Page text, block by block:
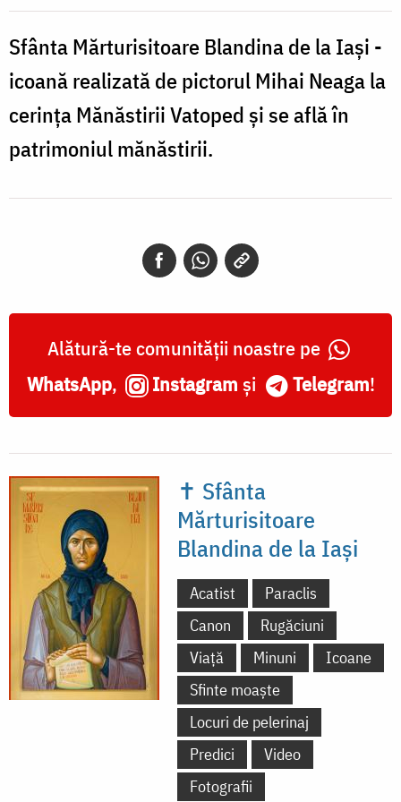
de
la
Iași
Sfânta Mărturisitoare Blandina de la Iași -
icoană realizată de pictorul Mihai Neaga la
cerința Mănăstirii Vatoped și se află în
patrimoniul mănăstirii.
Alătură-te comunității noastre pe
WhatsApp, Instagram și Telegram!
✝ Sfânta
Mărturisitoare
Blandina de la Iași
Acatist
Paraclis
Canon
Rugăciuni
Viață
Minuni
Icoane
Sfinte moaște
Locuri de pelerinaj
Predici
Video
Fotografii